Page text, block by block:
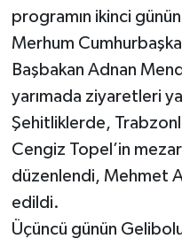
programın ikinci
Merhum
Başbakan Adnan
yarımada ziyaretleri
Şehitliklerde,
Cengiz Topel’in
düzenlendi, Mehmet
edildi.
Üçüncü günün